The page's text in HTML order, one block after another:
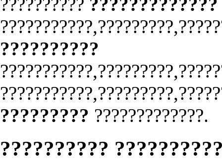
??????????
????????? ?????????????.
??????????